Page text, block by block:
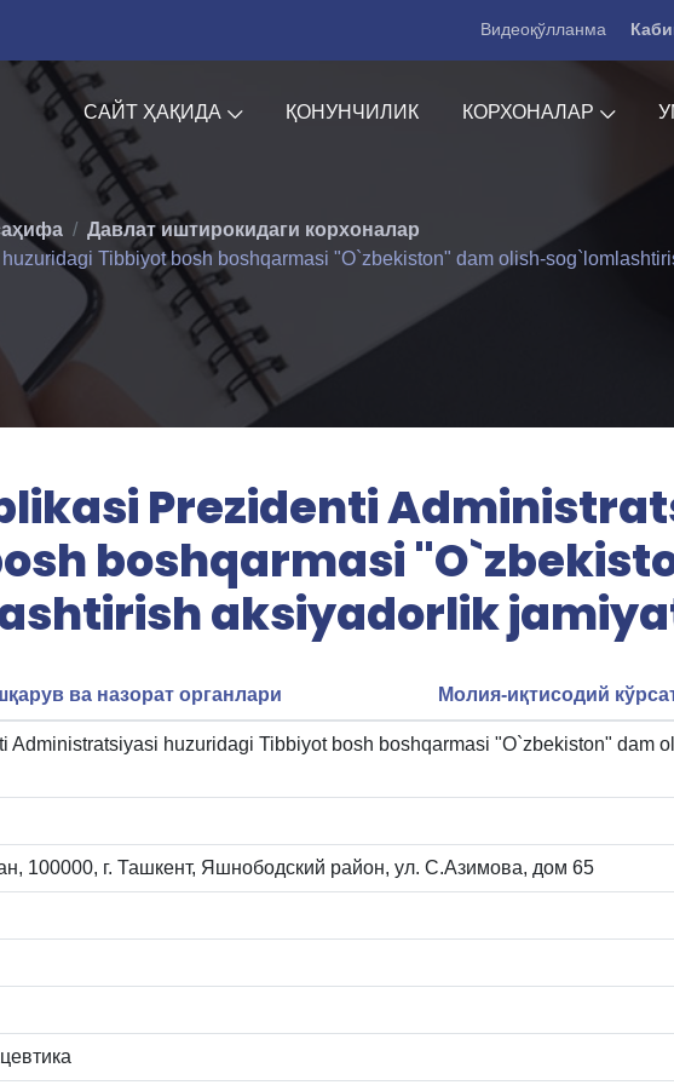
Видеоқўлланма
САЙТ ҲАҚИДА ҚОНУНЧИЛИК КОРХОНАЛАР
Давлат иштирокидаги корхоналар
Tibbiyot bosh boshqarmasi "O`zbekiston" dam olish-
Prezidenti
boshqarmasi
aksiyadorlik
ва назорат органлари Молия-иқтисодий
Administratsiyasi huzuridagi Tibbiyot bosh boshqarmasi "O`zbekiston" dam
100000, г. Ташкент, Яшнободский район, ул. С.Азимова, дом 65